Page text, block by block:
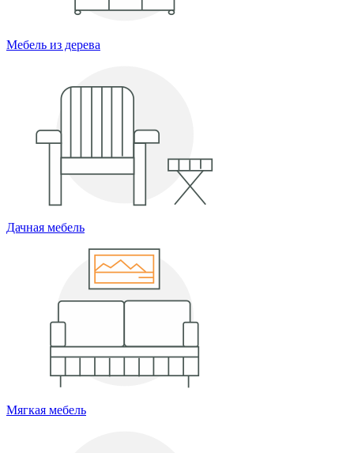
Мебель из дерева
Дачная мебель
Мягкая мебель